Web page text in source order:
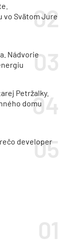
vo Svätom Jure
Nádvorie
Petržalky.
domu
developer